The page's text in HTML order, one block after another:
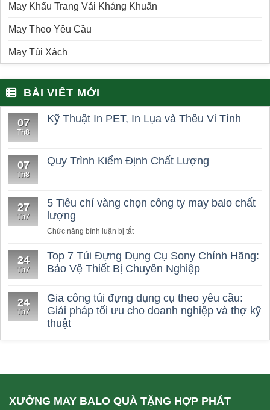
May Khẩu Trang Vải Kháng Khuẩn
May Theo Yêu Cầu
May Túi Xách
BÀI VIẾT MỚI
07
Th8
Kỹ Thuật In PET, In Lụa và Thêu Vi Tính
07
Th8
Quy Trình Kiểm Định Chất Lượng
27
Th7
5 Tiêu chí vàng chọn công ty may balo chất
lượng
Chức năng bình luận bị tắtở
Tiêu
chí
vàng
công
ty
24
Th7
Top 7 Túi Đựng Dụng Cụ Sony Chính Hãng:
Bảo Vệ Thiết Bị Chuyên Nghiệp
24
Th7
Gia công túi đựng dụng cụ theo yêu cầu:
Giải pháp tối ưu cho doanh nghiệp và thợ kỹ
thuật
XƯỞNG MAY BALO QUÀ TẶNG HỢP PHÁT